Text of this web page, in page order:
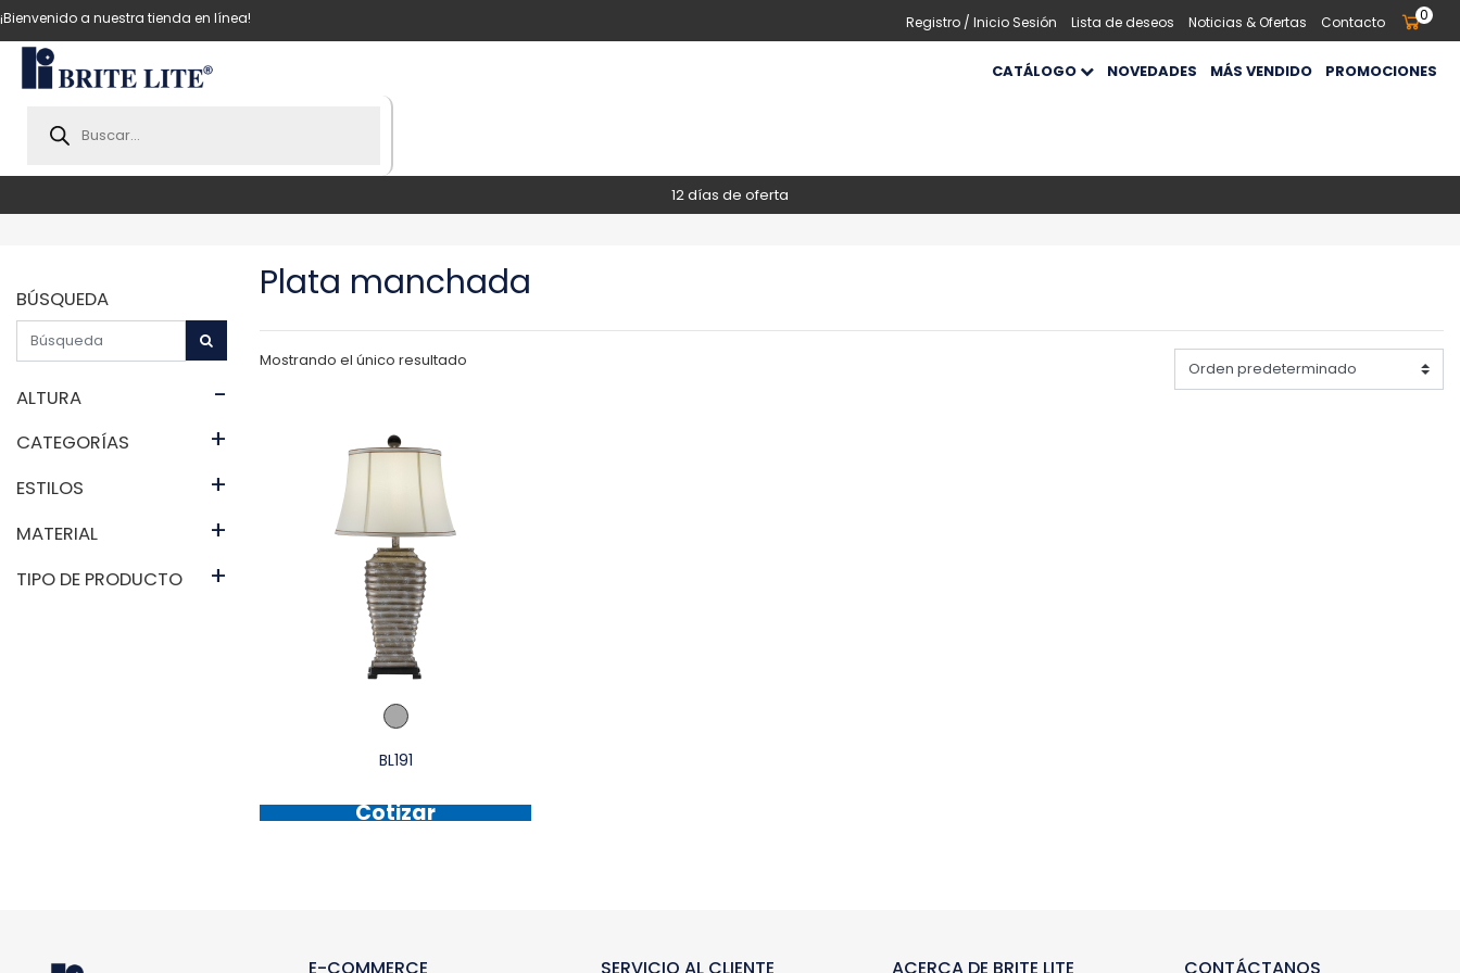
¡Bienvenido a nuestra tienda en línea! Registro / Inicio Sesión Lista de deseos Noticias & Ofertas Contacto 0
search
CATÁLOGO NOVEDADES MÁS VENDIDO PROMOCIONES
12 días de oferta
BÚSQUEDA
ALTURA -
CATEGORÍAS +
ESTILOS +
MATERIAL +
TIPO DE PRODUCTO +
Plata manchada
Mostrando el único resultado
BL191
Cotizar